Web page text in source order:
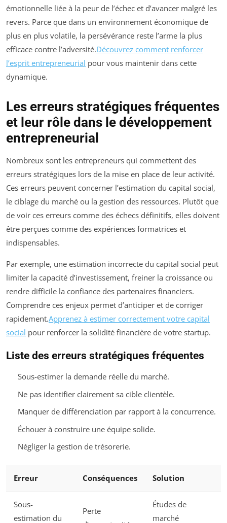
émotionnelle liée à la peur de l’échec et d’avancer malgré les
revers. Parce que dans un environnement économique de
plus en plus volatile, la persévérance reste l’arme la plus
efficace contre l’adversité.Découvrez comment renforcer
l’esprit entrepreneurial pour vous maintenir dans cette
dynamique.
Les erreurs stratégiques fréquentes
et leur rôle dans le développement
entrepreneurial
Nombreux sont les entrepreneurs qui commettent des
erreurs stratégiques lors de la mise en place de leur activité.
Ces erreurs peuvent concerner l’estimation du capital social,
le ciblage du marché ou la gestion des ressources. Plutôt que
de voir ces erreurs comme des échecs définitifs, elles doivent
être perçues comme des expériences formatrices et
indispensables.
Par exemple, une estimation incorrecte du capital social peut
limiter la capacité d’investissement, freiner la croissance ou
rendre difficile la confiance des partenaires financiers.
Comprendre ces enjeux permet d’anticiper et de corriger
rapidement.Apprenez à estimer correctement votre capital
social pour renforcer la solidité financière de votre startup.
Liste des erreurs stratégiques fréquentes
Sous-estimer la demande réelle du marché.
Ne pas identifier clairement sa cible clientèle.
Manquer de différenciation par rapport à la concurrence.
Échouer à construire une équipe solide.
Négliger la gestion de trésorerie.
Erreur Conséquences Solution
Sous-
estimation du
Perte
Études de
marché